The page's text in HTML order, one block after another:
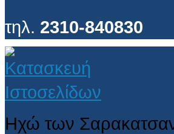
τηλ. 2310-840830
Ηχώ των